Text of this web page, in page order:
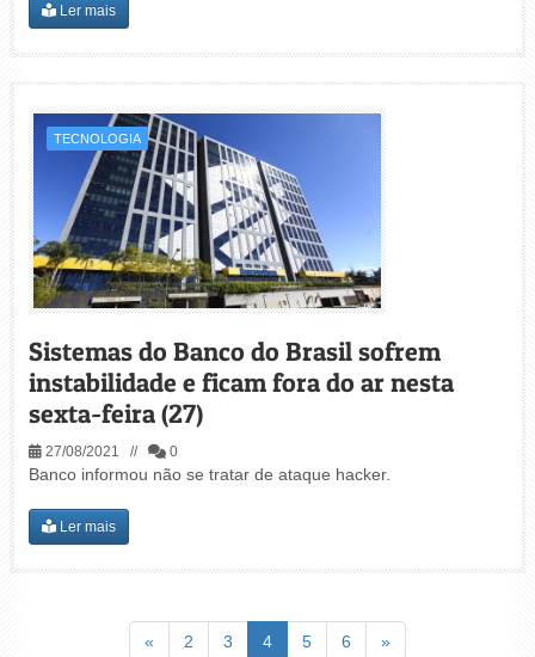
Ler mais
TECNOLOGIA
Sistemas do Banco do Brasil sofrem
instabilidade e ficam fora do ar nesta
sexta-feira (27)
27/08/2021 // 0
Banco informou não se tratar de ataque hacker.
Ler mais
« Voltar
2 3 4(atual)
5 6 »Avançar